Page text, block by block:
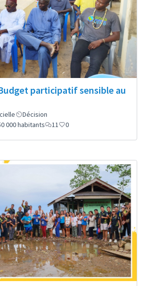
participatif sensible au
Décision
000 habitants
11 0